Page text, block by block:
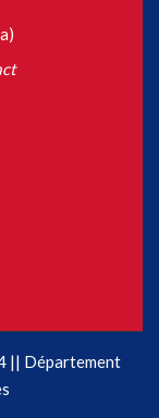
|| Département